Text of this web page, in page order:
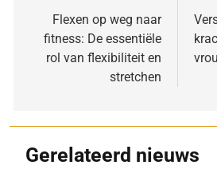
navigatie
Flexen op weg naar
fitness: De essentiële
rol van flexibiliteit en
stretchen
Gerelateerd nieuws